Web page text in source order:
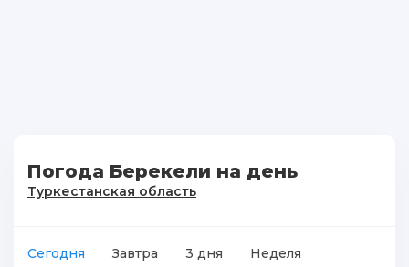
Погода Берекели на день
Туркестанская область
Сегодня Завтра 3 дня Неделя